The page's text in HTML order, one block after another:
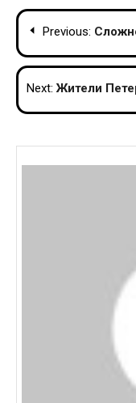
Post
navigation
Previous:
Next: Жители